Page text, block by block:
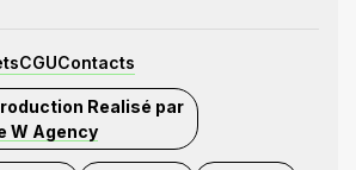
CGUContacts
Realisé par
W Agency